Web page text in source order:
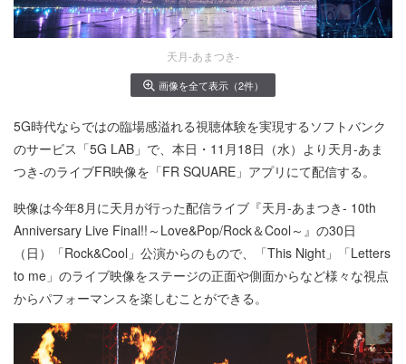
天月-あまつき-
画像を全て表示（2件）
5G時代ならではの臨場感溢れる視聴体験を実現するソフトバンク
のサービス「5G LAB」で、本日・11月18日（水）より天月-あま
つき-のライブFR映像を「FR SQUARE」アプリにて配信する。
映像は今年8月に天月が行った配信ライブ『天月-あまつき- 10th
Anniversary Live Final!!～Love&Pop/Rock＆Cool～』の30日
（日）「Rock&Cool」公演からのもので、「This Night」「Letters
to me」のライブ映像をステージの正面や側面からなど様々な視点
からパフォーマンスを楽しむことができる。